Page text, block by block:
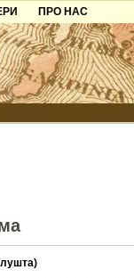
ПРО НАС
Контакти
Партнерам
Додати готель